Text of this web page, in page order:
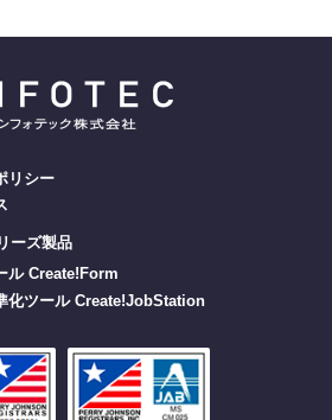
リシー
ーズ製品
ル Create!Form
化ツール Create!JobStation